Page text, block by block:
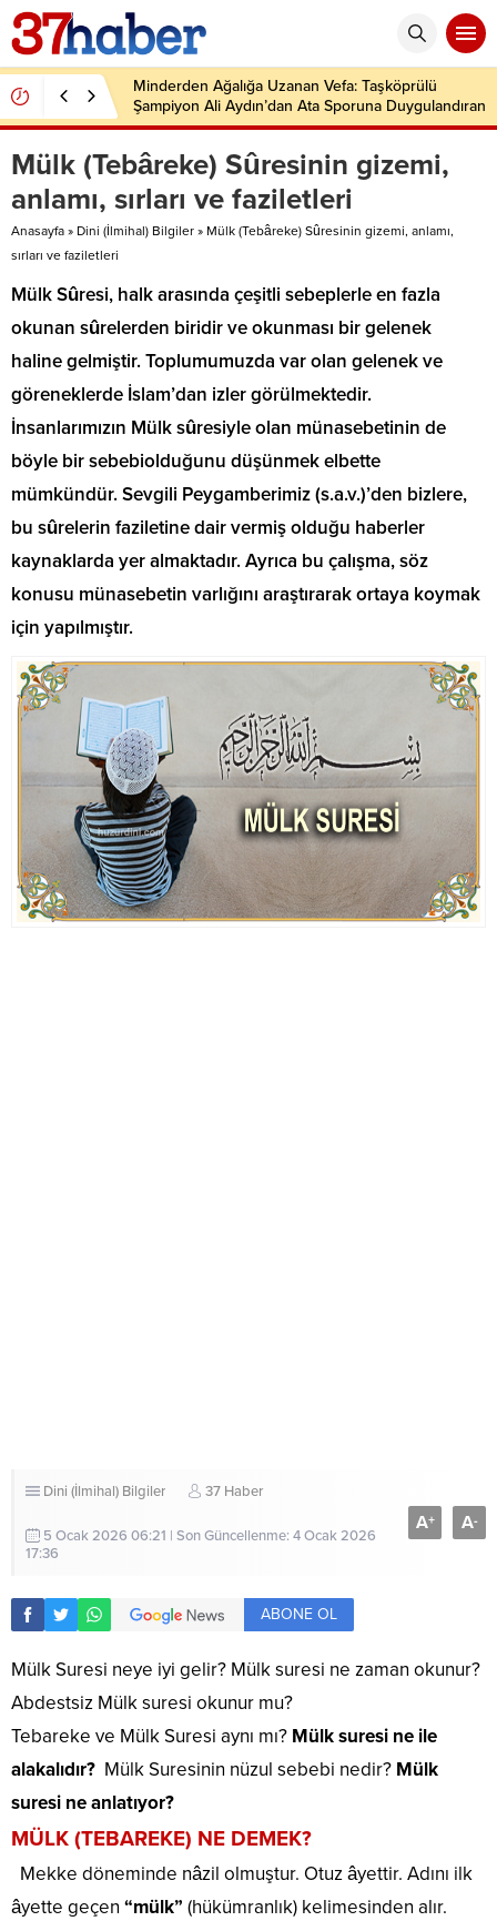
Minderden Ağalığa Uzanan Vefa: Taşköprülü
Şampiyon Ali Aydın’dan Ata Sporuna Duygulandıran
Dönüş
Mülk (Tebâreke) Sûresinin gizemi,
anlamı, sırları ve faziletleri
Anasayfa » Dini (İlmihal) Bilgiler » Mülk (Tebâreke) Sûresinin gizemi, anlamı,
sırları ve faziletleri
Mülk Sûresi, halk arasında çeşitli sebeplerle en fazla
okunan sûrelerden biridir ve okunması bir gelenek
haline gelmiştir. Toplumumuzda var olan gelenek ve
göreneklerde İslam’dan izler görülmektedir.
İnsanlarımızın Mülk sûresiyle olan münasebetinin de
böyle bir sebebiolduğunu düşünmek elbette
mümkündür. Sevgili Peygamberimiz (s.a.v.)’den bizlere,
bu sûrelerin faziletine dair vermiş olduğu haberler
kaynaklarda yer almaktadır. Ayrıca bu çalışma, söz
konusu münasebetin varlığını araştırarak ortaya koymak
için yapılmıştır.
Dini (İlmihal) Bilgiler 37 Haber
5 Ocak 2026 06:21 | Son Güncellenme: 4 Ocak 2026
17:36
A+ A-
ABONE OL
Mülk Suresi neye iyi gelir? Mülk suresi ne zaman okunur?
Abdestsiz Mülk suresi okunur mu?
Tebareke ve Mülk Suresi aynı mı? Mülk suresi ne ile
alakalıdır? Mülk Suresinin nüzul sebebi nedir? Mülk
suresi ne anlatıyor?
MÜLK (TEBAREKE) NE DEMEK?
Mekke döneminde nâzil olmuştur. Otuz âyettir. Adını ilk
âyette geçen “mülk” (hükümranlık) kelimesinden alır.